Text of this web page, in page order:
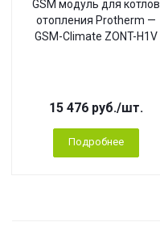
GSM модуль для котлов
отопления Protherm —
GSM-Climate ZONT-H1V
15 476 руб./шт.
Подробнее